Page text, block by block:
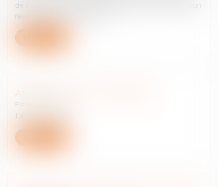
de l'Institut du monde arabe Jack Lang, en marge d'un
rassemblement dans la capi...
Affaire Free c/ Arthur Dreyfuss
Publié le :
Lien vers l'article